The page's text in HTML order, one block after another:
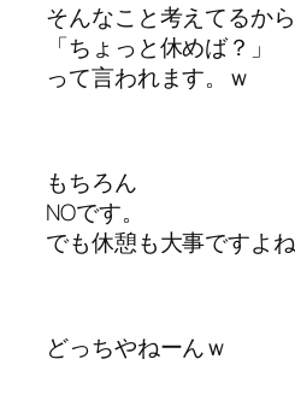
そんなこと考えてるか
「ちょっと休めば？」
って言われます。ｗ
もちろん
NOです。
でも休憩も大事ですよね
どっちやねーんｗ